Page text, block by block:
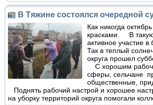
В Тяжине состоялся очередной
Как никогда
красками. В такую
активное участие в
Так в теплый
округа прошел
С хорошим
сферы, сельчане
общественные,
Поднять рабочий настрой и хорошее
на уборку территорий округа помогали